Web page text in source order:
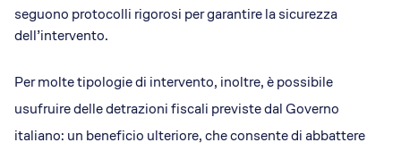
seguono protocolli rigorosi per garantire la sicurezza
dell’intervento.
Per molte tipologie di intervento, inoltre, è possibile
usufruire delle detrazioni fiscali previste dal Governo
italiano: un beneficio ulteriore, che consente di abbattere